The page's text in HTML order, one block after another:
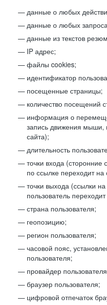
данные о любых
данные о любых
данные из текстов
IP адрес;
файлы cookies;
идентификатор
посещенные страницы;
количество посещений
информация о
запись движения мыши,
сайта);
длительность
точки входа (сторонние
по ссылке переходит на
точки выхода (ссылки
пользователь
страна пользователя;
геопозицию;
регион пользователя;
часовой пояс,
пользователя;
провайдер
браузер пользователя;
цифровой отпечаток